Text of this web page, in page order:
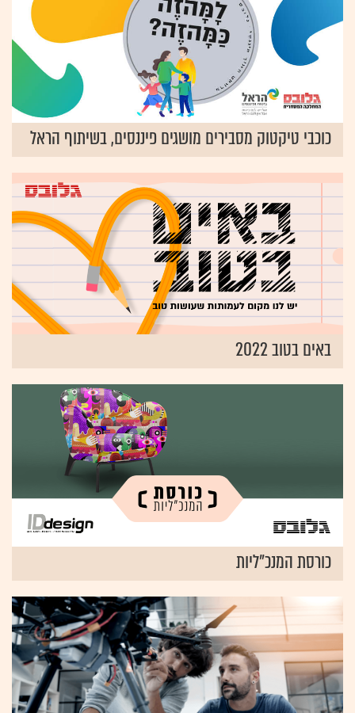
כוכבי טיקטוק מסבירים מושגים פיננסים, בשיתוף הראל
באים בטוב 2022
כורסת המנכ"ליות